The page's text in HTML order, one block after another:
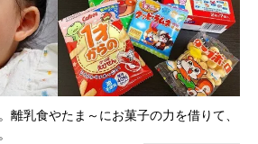
離乳食やたま～にお菓子の力を借りて、